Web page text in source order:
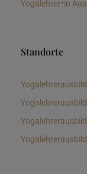
Yogalehrer*in
Standorte